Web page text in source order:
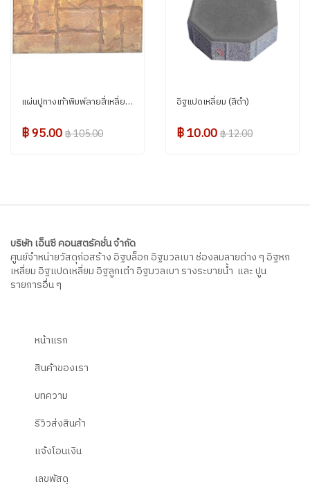
แผ่นปูทางเท้าพิมพ์ลายสี่เหลี่ยมผืนผ้า สีส้ม 30*60 ซม.
฿ 95.00฿ 105.00
อิฐแปดเหลี่ยม (สีดำ)
฿ 10.00฿ 12.00
บริษัท เอ็นซี คอนสตรัคชั่น จำกัด
ศูนย์จำหน่ายวัสดุก่อสร้าง อิฐบล็อก อิฐมวลเบา ช่องลมลายต่าง ๆ อิฐหก
เหลี่ยม อิฐแปดเหลี่ยม อิฐลูกเต๋า อิฐมวลเบา รางระบายน้ำ และ ปูน
รายการอื่น ๆ
หน้าแรก
สินค้าของเรา
บทความ
รีวิวส่งสินค้า
แจ้งโอนเงิน
เลขพัสดุ